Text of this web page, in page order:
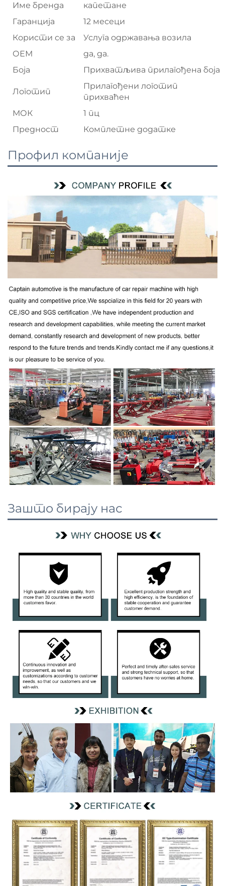
Име бренда
капетане
Гаранција
12 месеци
Користи се за
Услуга одржавања возила
ОЕМ
да, да.
Боја
Прихватљива прилагођена боја
Логотип
Прилагођени логотип
прихваћен
МОК
1 пц
Предност
Комплетне додатке
Профил компаније
Зашто бирају нас